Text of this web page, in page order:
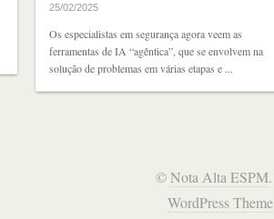
25/02/2025
Os especialistas em segurança agora veem as
ferramentas de IA “agêntica”, que se envolvem na
solução de problemas em várias etapas e ...
©Nota Alta ESPM
WordPress Theme